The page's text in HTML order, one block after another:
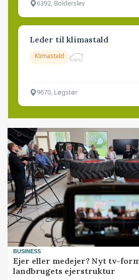
6392, Bolderslev
Leder til klimastald
Klimastald
9670, Løgstør
BUSINESS
Ejer eller medejer? Nyt tv-
landbrugets ejerstruktur